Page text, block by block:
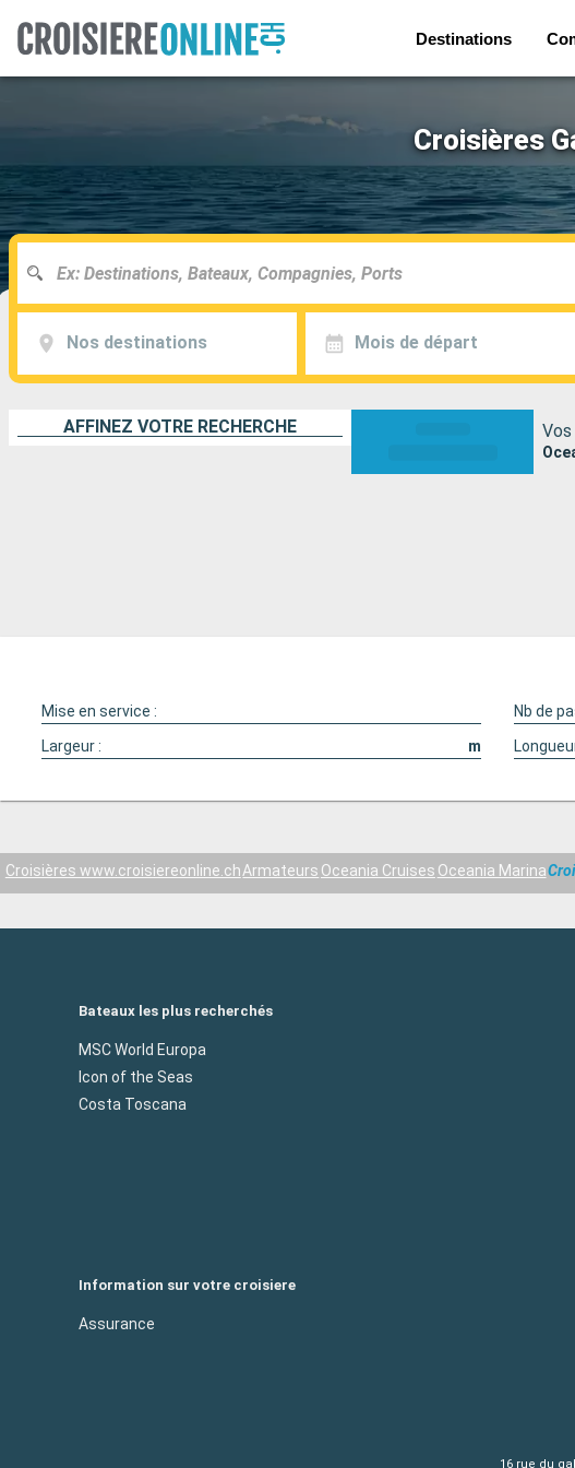
Destinations
Croisières
Nos destinations Mois de départ
AFFINEZ VOTRE RECHERCHE
Mise en service : Nb de
Largeur :
m
Croisières www.croisiereonline.chArmateurs Oceania Cruises Oceania Marina
Bateaux les plus recherchés
MSC World Europa
Icon of the Seas
Costa Toscana
Information sur votre croisiere
Assurance
16 rue du